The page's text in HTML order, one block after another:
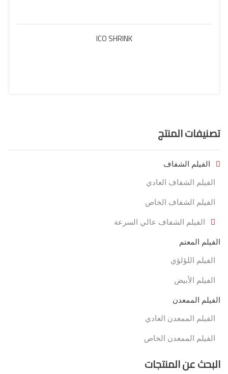
ICO SHRINK
تصنيفات المنتج
الفيلم الشفاف
الفيلم الشفاف العادي
الفيلم الشفاف الخاص
الفيلم الشفاف عالي السرعة
الفيلم المعتم
الفيلم اللؤلؤي
الفيلم الأبيض
الفيلم الممعدن
الفيلم الممعدن العادي
الفيلم الممعدن الخاص
البحث عن المنتجات